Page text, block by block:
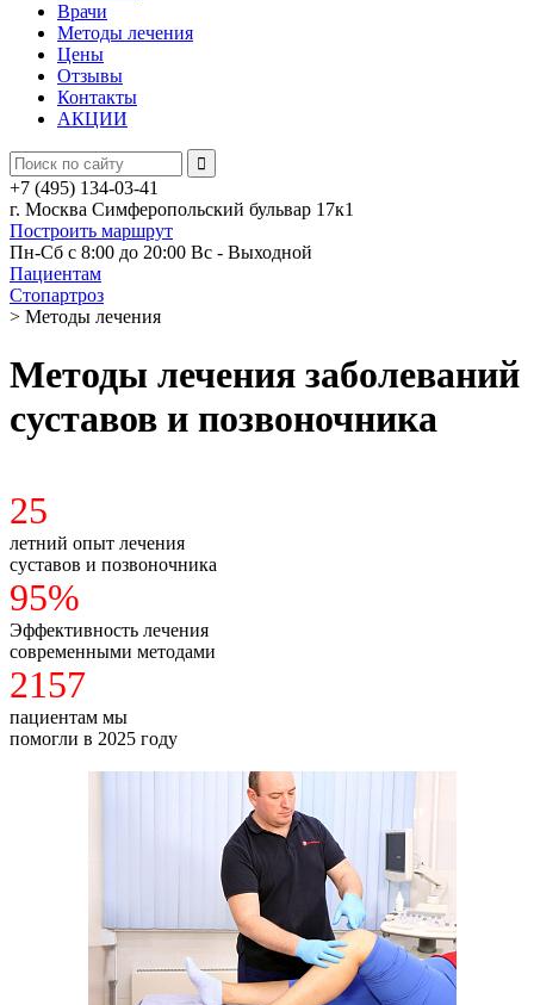
Врачи
Методы лечения
Цены
Отзывы
Контакты
АКЦИИ
+7 (495) 134-03-41
г. Москва Симферопольский бульвар 17к1
Построить маршрут
Пн-Сб с 8:00 до 20:00 Вс - Выходной
Пациентам
Стопартроз
> Методы лечения
Методы лечения заболеваний
суставов и позвоночника
25
летний опыт лечения
суставов и позвоночника
95%
Эффективность лечения
современными методами
2157
пациентам мы
помогли в 2025 году